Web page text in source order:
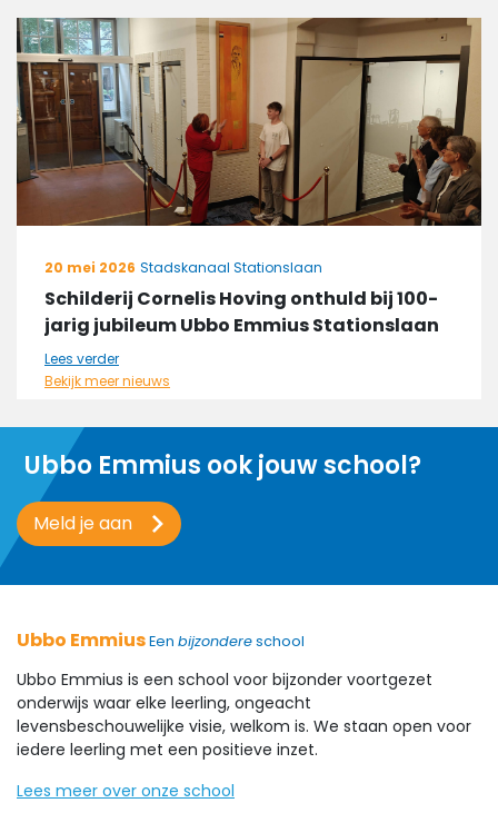
20 mei 2026 Stadskanaal Stationslaan
Schilderij Cornelis Hoving onthuld bij 100-
jarig jubileum Ubbo Emmius Stationslaan
Lees verder
Bekijk meer nieuws
Ubbo Emmius ook jouw school?
Meld je aan
Ubbo EmmiusEen bijzondereschool
Ubbo Emmius is een school voor bijzonder voortgezet
onderwijs waar elke leerling, ongeacht
levensbeschouwelijke visie, welkom is. We staan open voor
iedere leerling met een positieve inzet.
Lees meer over onze school